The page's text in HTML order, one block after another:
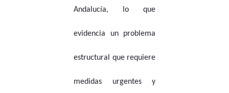
Andalucía, lo que
evidencia un problema
estructural que requiere
medidas urgentes y